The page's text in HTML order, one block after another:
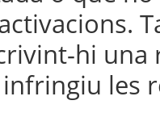
hi una
les